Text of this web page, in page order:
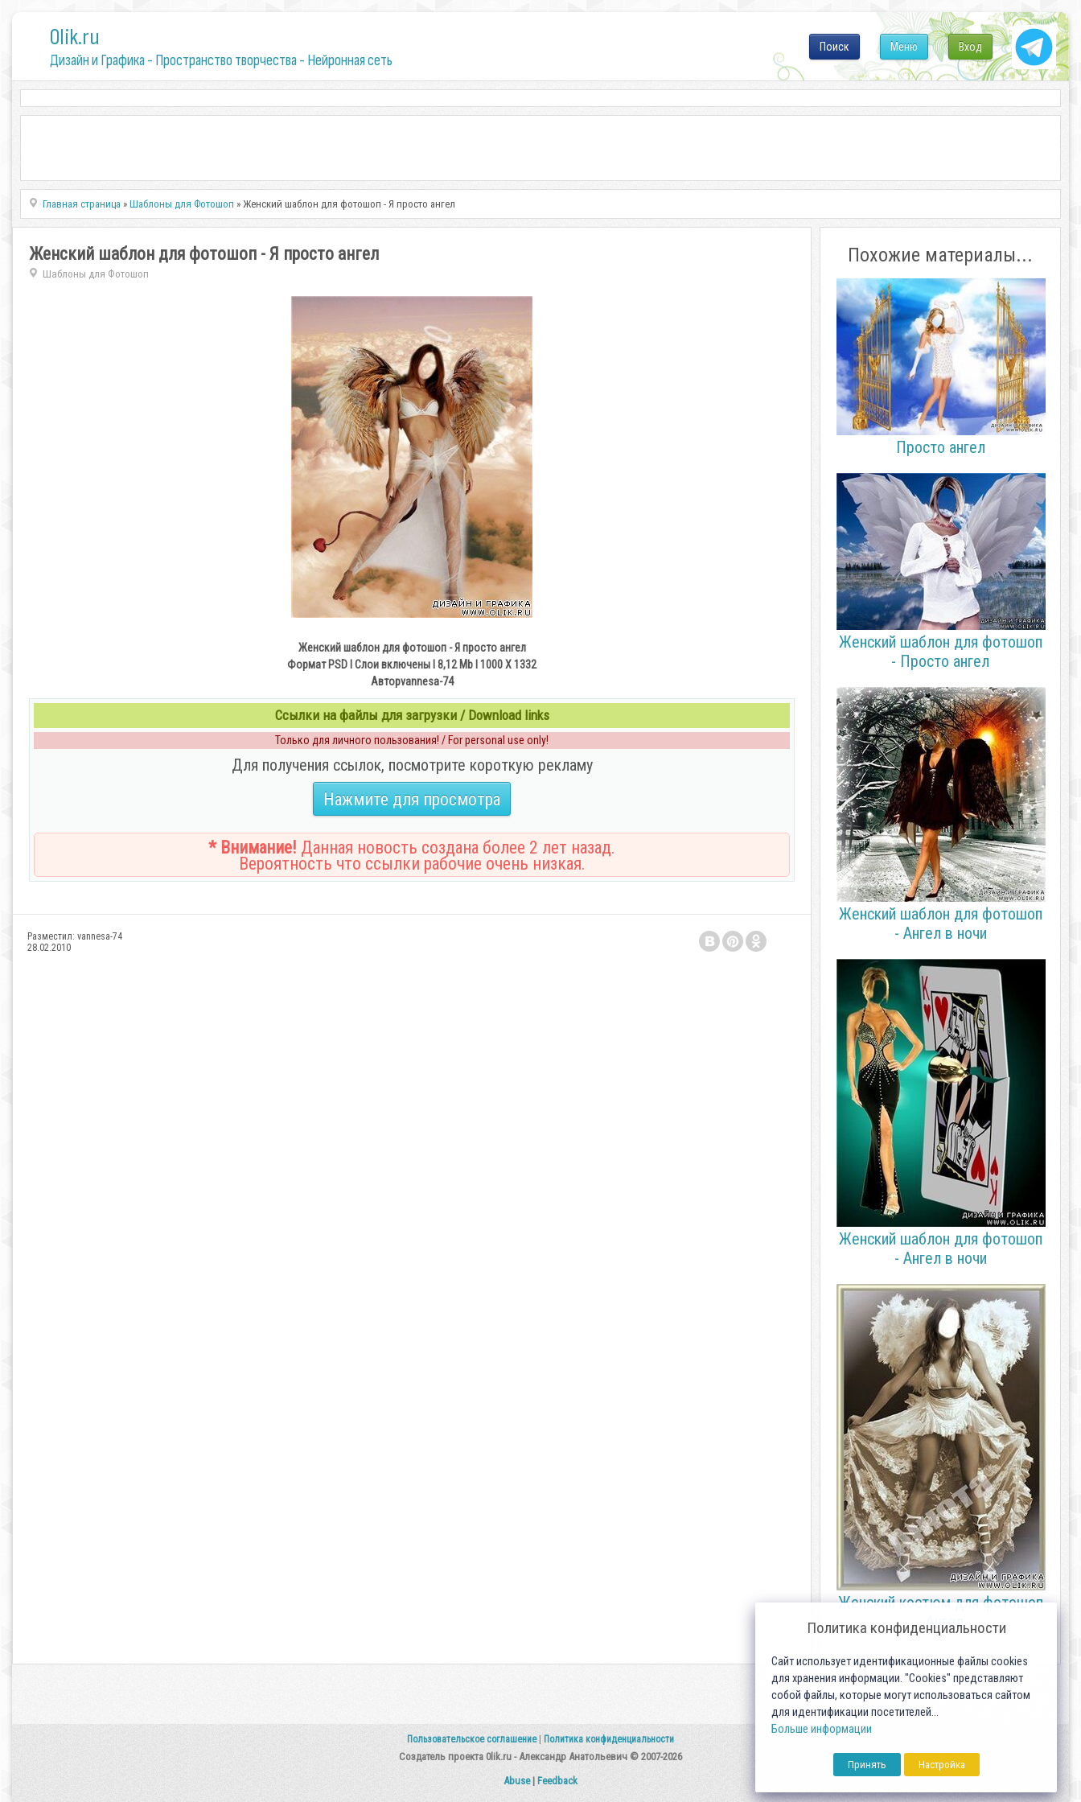
0lik.ru
Дизайн и Графика - Пространство творчества - Нейронная сеть
Вход
Меню
Поиск
Главная страница »Шаблоны для Фотошоп » Женский шаблон для фотошоп - Я просто ангел
Женский шаблон для фотошоп - Я просто ангел
Шаблоны для Фотошоп
Женский шаблон для фотошоп - Я просто ангел
Формат PSD l Слои включены l 8,12 Mb l 1000 Х 1332
Авторvannesa-74
Ссылки на файлы для загрузки / Download links
Только для личного пользования! / For personal use only!
Для получения ссылок, посмотрите короткую рекламу
Нажмите для просмотра
* Внимание! Данная новость создана более 2 лет назад.
Вероятность что ссылки рабочие очень низкая.
Разместил: vannesa-74
28.02.2010
Похожие материалы...
Просто ангел
Женский шаблон для фотошоп
- Просто ангел
Женский шаблон для фотошоп
- Ангел в ночи
Женский шаблон для фотошоп
- Ангел в ночи
Женский костюм для фотошоп
- Ангел
Пользовательское соглашение Политика конфиденциальности
Создатель проекта 0lik.ru - Александр Анатольевич © 2007-2026
Abuse| Feedback
Политика конфиденциальности
Сайт использует идентификационные файлы cookies
для хранения информации. "Cookies" представляют
собой файлы, которые могут использоваться сайтом
для идентификации посетителей...
Больше информации
Принять Настройка